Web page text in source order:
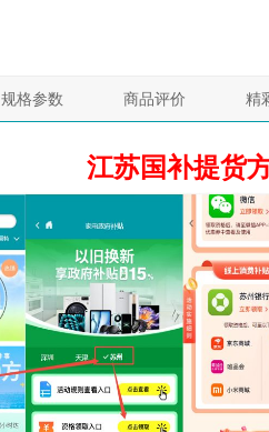
规格参数 商品评价 精
江苏国补提货